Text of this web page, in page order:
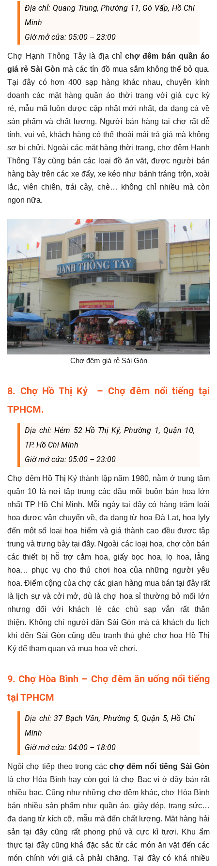
Địa chỉ: Quang Trung, Phường 11, Gò Vấp, Hồ Chí
Minh
Giờ mở cửa: 05:00 – 23:00
Chợ Hạnh Thông Tây là địa chỉchợ đêm bán quần áo
giá rẻ Sài Gòn mà các tín đồ mua sắm không thể bỏ qua.
Tại đây có hơn 400 sạp hàng khác nhau, chuyên kính
doanh các mặt hàng quần áo thời trang với giá cực kỳ
rẻ, mẫu mã luôn được cập nhật mới nhất, đa dạng cả về
sản phẩm và chất lượng. Người bán hàng tại chợ rất dễ
tính, vui vẻ, khách hàng có thể thoải mái trả giá mà không
sợ bị chửi. Ngoài các mặt hàng thời trang, chợ đêm Hạnh
Thông Tây cũng bán các loại đồ ăn vặt, được người bán
hàng bày trên các xe đẩy, xe kéo như bánh tráng trộn, xoài
lắc, viên chiên, trái cây, chè… không chỉ nhiều mà còn
ngon nữa.
Chợ đêm giá rẻ Sài Gòn
8. Chợ Hồ Thị Kỷ – Chợ đêm nổi tiếng tại
TPHCM.
Địa chỉ: Hẻm 52 Hồ Thị Kỷ, Phường 1, Quận 10,
TP. Hồ Chí Minh
Giờ mở cửa: 05:00 – 23:00
Chợ đêm Hồ Thị Kỷ thành lập năm 1980, nằm ở trung tâm
quận 10 là nơi tập trung các đầu mối buôn bán hoa lớn
nhất TP Hồ Chí Minh. Mỗi ngày tại đây có hàng trăm loài
hoa được vận chuyển về, đa dạng từ hoa Đà Lạt, hoa lyly
đến một số loại hoa hiếm và giá thành cao đều được tập
trung và trưng bày tại đây. Ngoài các loại hoa, chợ còn bán
các thiết bị hỗ trợ cắm hoa, giấy bọc hoa, lọ hoa, lẵng
hoa… phục vụ cho thú chơi hoa của những người yêu
hoa. Điểm cộng của chợ các gian hàng mua bán tại đây rất
là lịch sự và cởi mở, dù là chợ hoa sỉ thường bỏ mối lớn
nhưng đối với khách lẻ các chủ sạp vẫn rất thân
thiện. Không chỉ người dân Sài Gòn mà cả khách du lịch
khi đến Sài Gòn cũng đều tranh thủ ghé chợ hoa Hồ Thị
Kỷ để tham quan và mua hoa về chơi.
9. Chợ Hòa Bình – Chợ đêm ăn uống nổi tiếng
tại TPHCM
Địa chỉ: 37 Bạch Vân, Phường 5, Quận 5, Hồ Chí
Minh
Giờ mở cửa: 04:00 – 18:00
Ngôi chợ tiếp theo trong cácchợ đêm nổi tiếng Sài Gòn
là chợ Hòa Bình hay còn gọi là chợ Bạc vì ở đây bán rất
nhiều bạc. Cũng như những chợ đêm khác, chợ Hòa Bình
bán nhiều sản phẩm như quần áo, giày dép, trang sức…
đa dạng từ kích cỡ, mẫu mã đến chất lượng. Mặt hàng hải
sản tại đây cũng rất phong phú và cực kì tươi. Khu ẩm
thực tại đây cũng khá đặc sắc từ các món ăn vặt đến các
món chính với giá cả phải chăng. Tại đây có khá nhiều